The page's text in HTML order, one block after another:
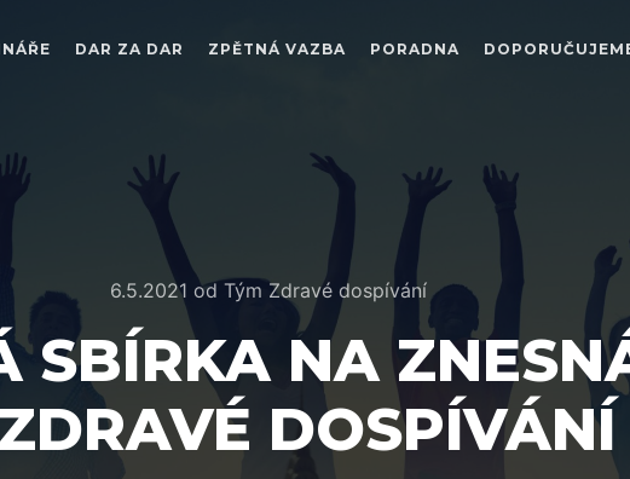
DAR ZA DAR ZPĚTNÁ VAZBA PORADNA
6.5.2021 od Tým Zdravé dospívání
SBÍRKA NA